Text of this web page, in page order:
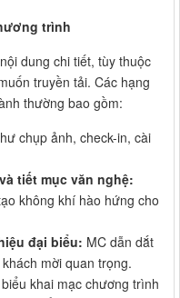
trình
dung chi tiết, tùy thuộc
truyền tải. Các hạng
thường bao gồm:
chụp ảnh, check-in, cài
tiết mục văn nghệ:
không khí hào hứng cho
đại biểu: MC dẫn dắt
mời quan trọng.
khai mạc chương trình